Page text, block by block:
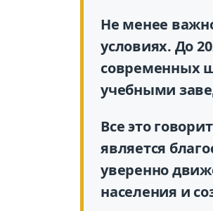
Не менее
условиях. До
современных
учебными
Все это
является
уверенно
населения и